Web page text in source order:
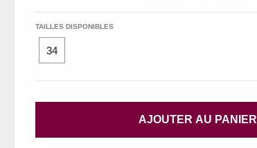
TAILLES DISPONIBLES
34
AJOUTER AU PANIER